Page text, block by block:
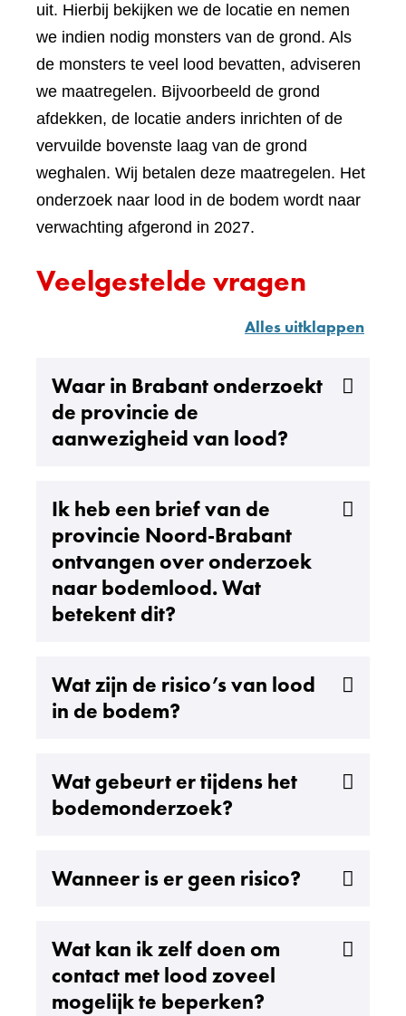
uit. Hierbij bekijken we de locatie en nemen
we indien nodig monsters van de grond. Als
de monsters te veel lood bevatten, adviseren
we maatregelen. Bijvoorbeeld de grond
afdekken, de locatie anders inrichten of de
vervuilde bovenste laag van de grond
weghalen. Wij betalen deze maatregelen. Het
onderzoek naar lood in de bodem wordt naar
verwachting afgerond in 2027.
Veelgestelde vragen
Alles uitklappen
Waar in Brabant onderzoekt
de provincie de
aanwezigheid van lood?
Uitklappen
Ik heb een brief van de
provincie Noord-Brabant
ontvangen over onderzoek
naar bodemlood. Wat
betekent dit?
Uitklappen
Wat zijn de risico’s van lood
in de bodem?
Uitklappen
Wat gebeurt er tijdens het
bodemonderzoek?
Uitklappen
Wanneer is er geen risico?
Uitklappen
Wat kan ik zelf doen om
contact met lood zoveel
mogelijk te beperken?
Uitklappen